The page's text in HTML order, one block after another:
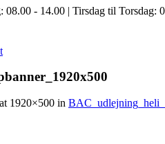
08.00 - 14.00 | Tirsdag til Torsdag:
at 1920×500 in